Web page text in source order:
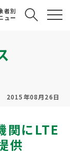
者別
ュー
2015年08月26日
関にLTE
供